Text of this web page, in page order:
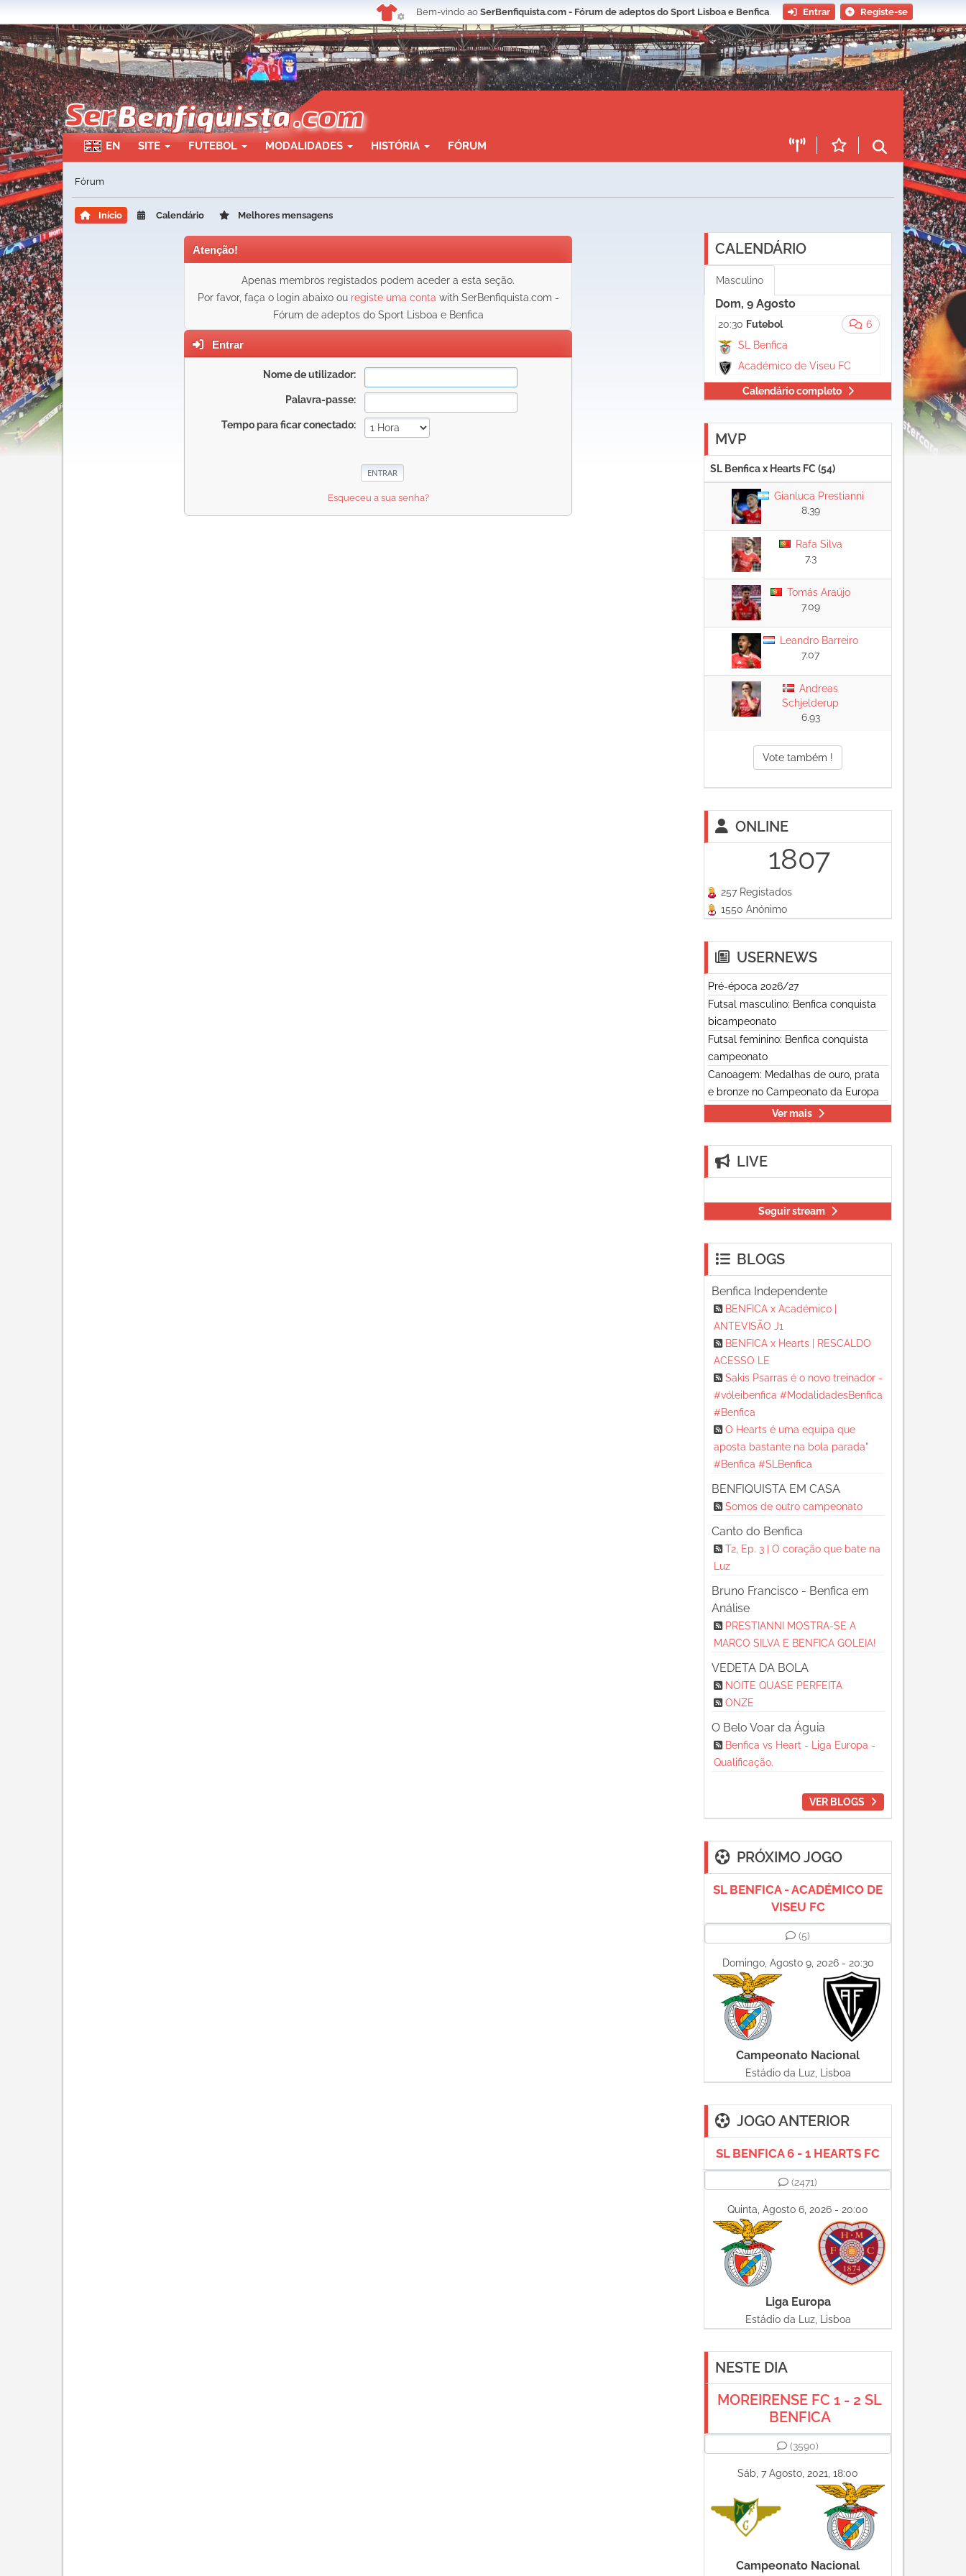
Bem-vindo ao SerBenfiquista.com - Fórum de adeptos do Sport Lisboa e Benfica. Entrar Registe-se
EN SITE FUTEBOL MODALIDADES HISTÓRIA FÓRUM
Fórum
Início Calendário Melhores mensagens
Atenção!
Apenas membros registados podem aceder a esta seção.
Por favor, faça o login abaixo ou registe uma conta with SerBenfiquista.com -
Fórum de adeptos do Sport Lisboa e Benfica
Entrar
Nome de utilizador:
Palavra-passe:
Tempo para ficar conectado:
Esqueceu a sua senha?
CALENDÁRIO
Masculino
Dom, 9 Agosto
6
20:30 Futebol
SL Benfica
Académico de Viseu FC
Calendário completo
MVP
SL Benfica x Hearts FC (54)
Gianluca Prestianni
8.39
Rafa Silva
7.3
Tomás Araújo
7.09
Leandro Barreiro
7.07
Andreas
Schjelderup
6.93
Vote também !
ONLINE
1807
257 Registados
1550 Anónimo
USERNEWS
Pré-época 2026/27
Futsal masculino: Benfica conquista
bicampeonato
Futsal feminino: Benfica conquista
campeonato
Canoagem: Medalhas de ouro, prata
e bronze no Campeonato da Europa
Ver mais
LIVE
Seguir stream
BLOGS
Benfica Independente
BENFICA x Académico |
ANTEVISÃO J1
BENFICA x Hearts | RESCALDO
ACESSO LE
Sakis Psarras é o novo treinador -
#vóleibenfica #ModalidadesBenfica
#Benfica
O Hearts é uma equipa que
aposta bastante na bola parada"
#Benfica #SLBenfica
BENFIQUISTA EM CASA
Somos de outro campeonato
Canto do Benfica
T2, Ep. 3 | O coração que bate na
Luz
Bruno Francisco - Benfica em
Análise
PRESTIANNI MOSTRA-SE A
MARCO SILVA E BENFICA GOLEIA!
VEDETA DA BOLA
NOITE QUASE PERFEITA
ONZE
O Belo Voar da Águia
Benfica vs Heart - Liga Europa -
Qualificação.
VER BLOGS
PRÓXIMO JOGO
SL BENFICA - ACADÉMICO DE
VISEU FC
(5)
Domingo, Agosto 9, 2026 - 20:30
Campeonato Nacional
Estádio da Luz, Lisboa
JOGO ANTERIOR
SL BENFICA 6 - 1 HEARTS FC
(2471)
Quinta, Agosto 6, 2026 - 20:00
Liga Europa
Estádio da Luz, Lisboa
NESTE DIA
MOREIRENSE FC 1 - 2 SL
BENFICA
(3590)
Sáb, 7 Agosto, 2021, 18:00
Campeonato Nacional